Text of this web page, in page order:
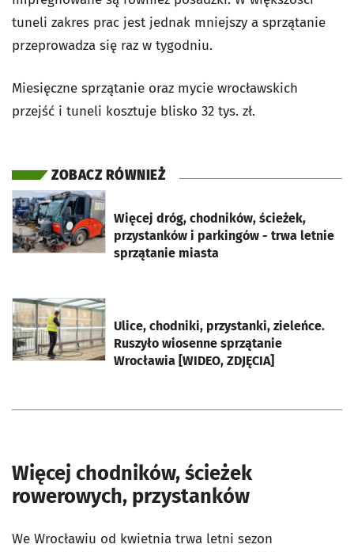
tuneli zakres prac jest jednak mniejszy a sprzątanie
przeprowadza się raz w tygodniu.
Miesięczne sprzątanie oraz mycie wrocławskich
przejść i tuneli kosztuje blisko 32 tys. zł.
ZOBACZ RÓWNIEŻ
Więcej dróg, chodników, ścieżek,
przystanków i parkingów - trwa letnie
sprzątanie miasta
otworzy się w nowej karcie
Ulice, chodniki, przystanki, zieleńce.
Ruszyło wiosenne sprzątanie
Wrocławia [WIDEO, ZDJĘCIA]
otworzy się w nowej karcie
Więcej chodników, ścieżek
rowerowych, przystanków
We Wrocławiu od kwietnia trwa letni sezon